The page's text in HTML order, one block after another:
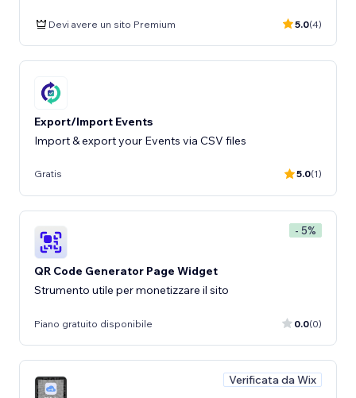
Devi avere un sito Premium 5.0(4)
Export/Import Events
Import & export your Events via CSV files
Gratis 5.0(1)
- 5%
QR Code Generator Page Widget
Strumento utile per monetizzare il sito
Piano gratuito disponibile 0.0(0)
Verificata da Wix